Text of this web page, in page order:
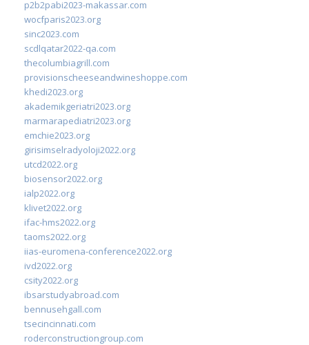
p2b2pabi2023-makassar.com
wocfparis2023.org
sinc2023.com
scdlqatar2022-qa.com
thecolumbiagrill.com
provisionscheeseandwineshoppe.com
khedi2023.org
akademikgeriatri2023.org
marmarapediatri2023.org
emchie2023.org
girisimselradyoloji2022.org
utcd2022.org
biosensor2022.org
ialp2022.org
klivet2022.org
ifac-hms2022.org
taoms2022.org
iias-euromena-conference2022.org
ivd2022.org
csity2022.org
ibsarstudyabroad.com
bennusehgall.com
tsecincinnati.com
roderconstructiongroup.com